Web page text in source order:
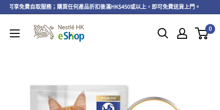
可享免費自取服務；購買任何產品折扣後滿HK$450或以上，即可免費送貨上門。
0